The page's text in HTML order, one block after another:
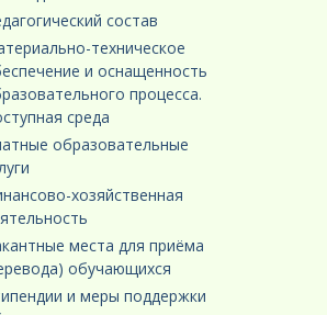
состав
техническое
и оснащенность
процесса.
среда
образовательные
хозяйственная
места для приёма
обучающихся
и меры поддержки